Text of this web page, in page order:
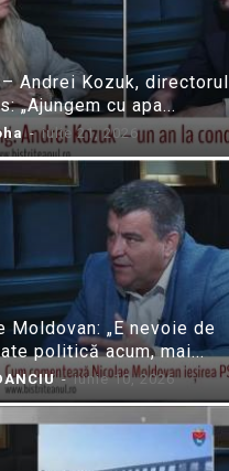
– Andrei Kozuk, directorul
„Ajungem cu apa...
- iulie 21, 2026
Moldovan: „E nevoie de
politică acum, mai...
- iunie 10, 2026